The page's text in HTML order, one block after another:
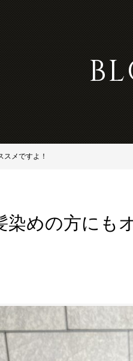
メですよ！
めの方にも